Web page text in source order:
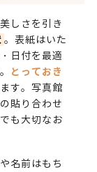
しさを引き
。表紙はいた
日付を最適
とっておき
す。写真館
貼り合わせ
も大切なお
名前はもち